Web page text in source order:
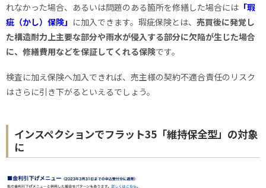
れなかった場合、あるいは問題のある箇所を修繕した場合には 「瑕
疵（かし）保険」 に加入できます。瑕疵保険とは、 売買後に発覚し
た構造耐力上主要な部分や雨水が侵入する部分に欠陥が生じた場合
に、修繕費用などを保証してくれる保険です。
検査に加え保険へ加入できれば、売主様の契約不適合責任のリスク
はさらに引き下がるといえるでしょう。
インスペクションでフラット35「維持保全型」の対象
に